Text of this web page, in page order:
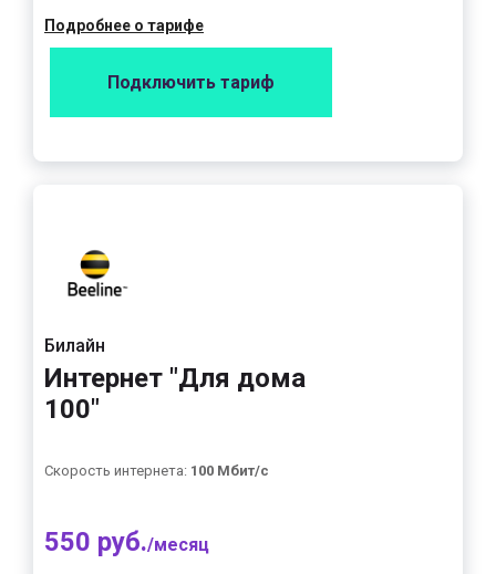
Подробнее о тарифе
Подключить тариф
Билайн
Интернет "Для дома
100"
Скорость интернета: 100 Мбит/с
550 руб./месяц